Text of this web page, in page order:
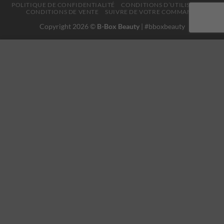
POLITIQUE DE CONFIDENTIALITÉ
CONDITIONS D’UTILISATION
CONDITIONS DE VENTE
SUIVRE DE VOTRE COMMANDE
Copyright 2026 © B-Box Beauty| #bboxbeauty